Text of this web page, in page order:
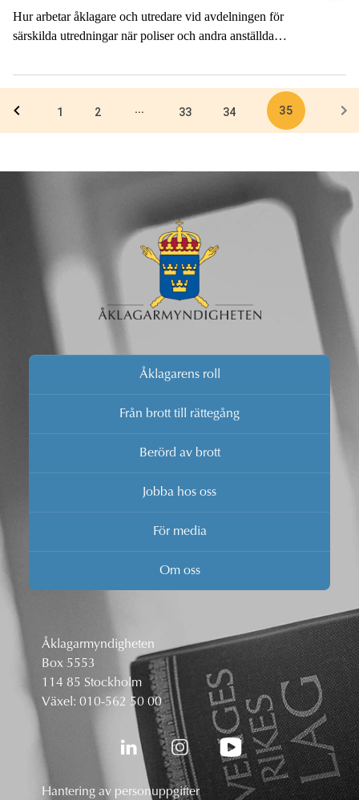
särskilda utredningar bjuder in till
medieseminarium
Hur arbetar åklagare och utredare vid avdelningen för
särskilda utredningar när poliser och andra anställda
en förmiddag ger vi en allsidig belysning av hur arbetet
mediekontakterna under en förundersökning.
1 2 ... 33 34 35
Åklagarens roll
Från brott till rättegång
Berörd av brott
Jobba hos oss
För media
Om oss
Åklagarmyndigheten
Box 5553
114 85 Stockholm
Växel: 010-562 50 00
Hantering av personuppgifter